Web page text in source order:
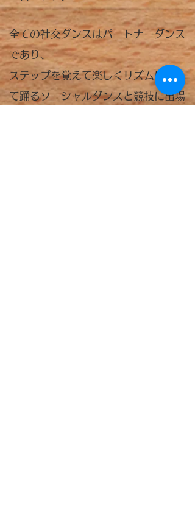
全ての社交ダンスはパートナーダンス
であり、
​ステップを覚えて楽しくリズムに乗っ
て踊るソーシャルダンスと競技に出場